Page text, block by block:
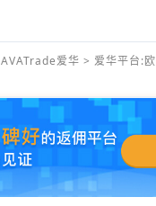
AVATrade爱华 > 爱华平台 :